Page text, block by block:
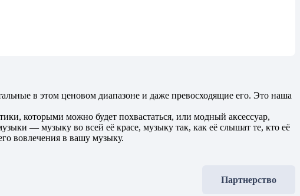
в этом ценовом диапазоне и даже превосходящие его. Это наша
которыми можно будет похвастаться, или модный аксессуар,
— музыку во всей её красе, музыку так, как её слышат те, кто её
вовлечения в вашу музыку.
Партнерство